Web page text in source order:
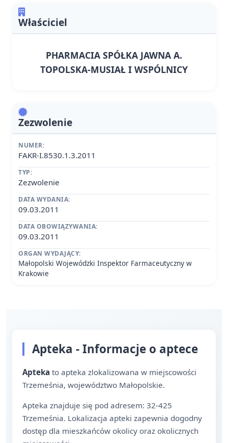
Właściciel
PHARMACIA SPÓŁKA JAWNA A.
TOPOLSKA-MUSIAŁ I WSPÓLNICY
Zezwolenie
NUMER:
FAKR-I.8530.1.3.2011
TYP:
Zezwolenie
DATA WYDANIA:
09.03.2011
DATA OBOWIĄZYWANIA:
09.03.2011
ORGAN WYDAJĄCY:
Małopolski Wojewódzki Inspektor Farmaceutyczny w
Krakowie
Apteka - Informacje o aptece
Apteka to apteka zlokalizowana w miejscowości
Trzemeśnia, województwo Małopolskie.
Apteka znajduje się pod adresem: 32-425
Trzemeśnia. Lokalizacja apteki zapewnia dogodny
dostęp dla mieszkańców okolicy oraz okolicznych